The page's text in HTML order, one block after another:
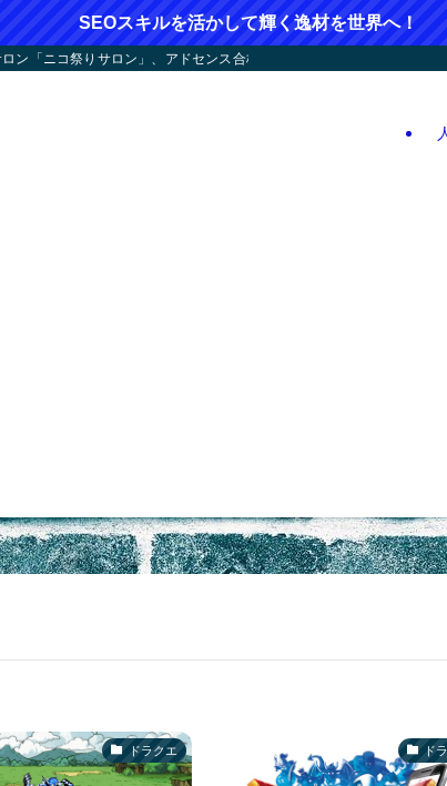
SEOスキルを活かして輝く逸材を世界へ！
ン「ニコ祭りサロン」、アドセンス合格応援！人つなぎ屋さん活動
ドラクエ ド